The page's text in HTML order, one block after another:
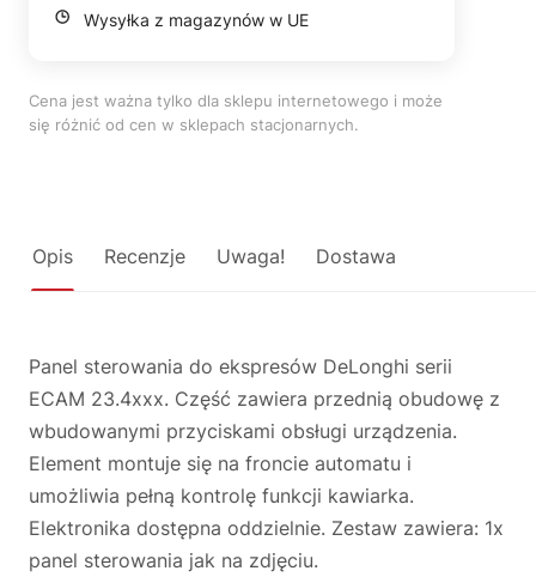
Wysyłka z magazynów w UE
Cena jest ważna tylko dla sklepu internetowego i może
się różnić od cen w sklepach stacjonarnych.
Opis Recenzje Uwaga! Dostawa
Panel sterowania do ekspresów DeLonghi serii
ECAM 23.4xxx. Część zawiera przednią obudowę z
wbudowanymi przyciskami obsługi urządzenia.
Element montuje się na froncie automatu i
umożliwia pełną kontrolę funkcji kawiarka.
Elektronika dostępna oddzielnie. Zestaw zawiera: 1x
panel sterowania jak na zdjęciu.